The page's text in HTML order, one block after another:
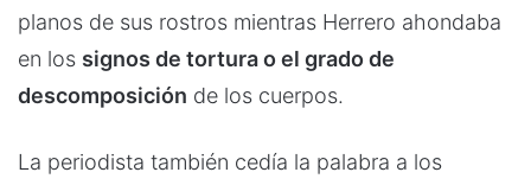
planos de sus rostros mientras Herrero ahondaba
en los signos de tortura o el grado de
descomposición de los cuerpos.
La periodista también cedía la palabra a los